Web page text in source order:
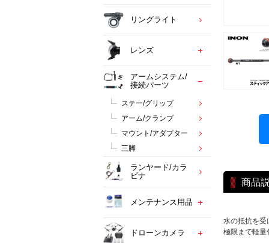
商品
水の抵抗を受
極限まで軽量
リングライト
レンズ
アームシステム/
接続パーツ
ステー/グリップ
アーム/クランプ
マウント/アダプター
三脚
ランヤード/カラ
ビナ
メンテナンス用品
ドローンカメラ